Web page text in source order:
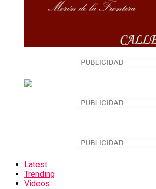
Latest
Trending
Videos